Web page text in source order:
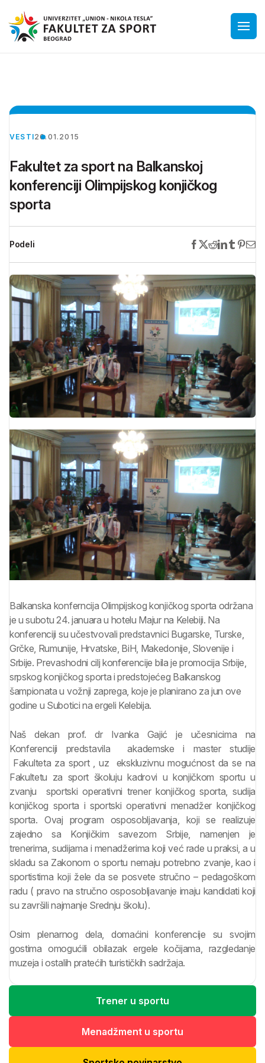
VESTI26.01.2015
Fakultet za sport na Balkanskoj
konferenciji Olimpijskog konjičkog
sporta
Podeli
Balkanska konferncija Olimpijskog konjičkog sporta održana
je u subotu 24. januara u hotelu Majur na Kelebiji. Na
konferenciji su učestvovali predstavnici Bugarske, Turske,
Grčke, Rumunije, Hrvatske, BiH, Makedonije, Slovenije i
Srbije. Prevashodni cilj konferencije bila je promocija Srbije,
srpskog konjičkog sporta i predstojećeg Balkanskog
šampionata u vožnji zaprega, koje je planirano za jun ove
godine u Subotici na ergeli Kelebija.
Naš dekan prof. dr Ivanka Gajić je učesnicima na
Konferenciji predstavila akademske i master studije
Fakulteta za sport , uz ekskluzivnu mogućnost da se na
Fakultetu za sport školuju kadrovi u konjičkom sportu u
zvanju sportski operativni trener konjičkog sporta, sudija
konjičkog sporta i sportski operativni menadžer konjičkog
sporta. Ovaj program osposobljavanja, koji se realizuje
zajedno sa Konjičkim savezom Srbije, namenjen je
trenerima, sudijama i menadžerima koji već rade u praksi, a u
skladu sa Zakonom o sportu nemaju potrebno zvanje, kao i
sportistima koji žele da se posvete stručno – pedagoškom
radu ( pravo na stručno osposobljavanje imaju kandidati koji
su završili najmanje Srednju školu).
Osim plenarnog dela, domaćini konferencije su svojim
gostima omogućili obilazak ergele kočijama, razgledanje
muzeja i ostalih pratećih turističkih sadržaja.
Trener u sportu
Menadžment u sportu